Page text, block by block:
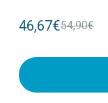
46,67€54,90€